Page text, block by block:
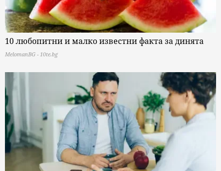
10 любопитни и малко известни факта за динята
MelomanBG - 10te.bg